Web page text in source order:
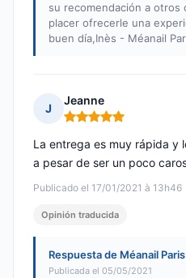
su recomendación a otros
placer ofrecerle una
buen día,Inès - Méanail
J
Jeanne
Nota: 5 de 5
Publicado el 17/01/2021 à 13h46
La entrega es muy rápida y
a pesar de ser un poco
Opinión traducida
Respuesta de Méanail Paris
Publicada el 05/05/2021